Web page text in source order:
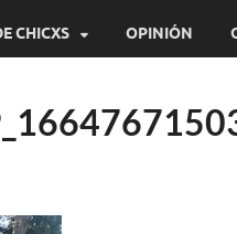
CHICXS OPINIÓN